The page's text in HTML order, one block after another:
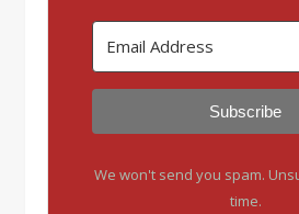
Subscribe
We won't send you spam.
time.